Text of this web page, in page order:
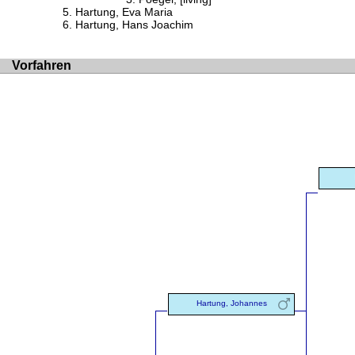
Hartung, Eva Maria
Hartung, Hans Joachim
Vorfahren
Hartung, Johannes